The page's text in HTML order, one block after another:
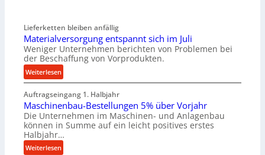
Lieferketten bleiben anfällig
Materialversorgung entspannt sich im Juli
Weniger Unternehmen berichten von Problemen bei
der Beschaffung von Vorprodukten.
Weiterlesen:
M
a
t
e
r
i
a
Auftragseingang 1. Halbjahr
Maschinenbau-Bestellungen 5% über Vorjahr
Die Unternehmen im Maschinen- und Anlagenbau
können in Summe auf ein leicht positives erstes
Halbjahr…
Weiterlesen: